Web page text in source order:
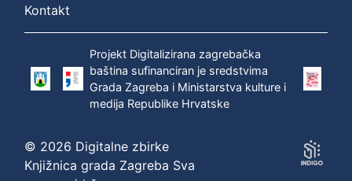
Kontakt
Projekt Digitalizirana zagrebačka
baština sufinanciran je sredstvima
Grada Zagreba i Ministarstva kulture i
medija Republike Hrvatske
© 2026 Digitalne zbirke
Knjižnica grada Zagreba Sva